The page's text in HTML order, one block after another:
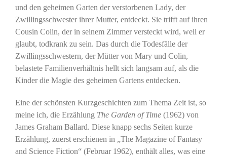
und den geheimen Garten der verstorbenen Lady, der
Zwillingsschwester ihrer Mutter, entdeckt. Sie trifft auf ihren
Cousin Colin, der in seinem Zimmer versteckt wird, weil er
glaubt, todkrank zu sein. Das durch die Todesfälle der
Zwillingsschwestern, der Mütter von Mary und Colin,
belastete Familienverhältnis hellt sich langsam auf, als die
Kinder die Magie des geheimen Gartens entdecken.
Eine der schönsten Kurzgeschichten zum Thema Zeit ist, so
meine ich, die Erzählung The Garden of Time (1962) von
James Graham Ballard. Diese knapp sechs Seiten kurze
Erzählung, zuerst erschienen in „The Magazine of Fantasy
and Science Fiction“ (Februar 1962), enthält alles, was eine